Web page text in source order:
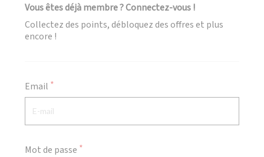
Vous êtes déjà membre ? Connectez-vous !
Collectez des points, débloquez des offres et plus
encore !
Email
Mot de passe